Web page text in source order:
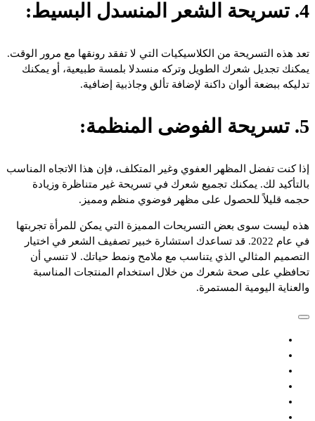
4. تسريحة الشعر المنسدل البسيط:
تعد هذه التسريحة من الكلاسيكيات التي لا تفقد رونقها مع مرور الوقت.
يمكنك تجديل شعرك الطويل وتركه منسدلا بلمسة طبيعية، أو يمكنك
تدليكه ببضعة ألوان داكنة لإضافة تألق وجاذبية إضافية.
5. تسريحة الفوضى المنظمة:
إذا كنت تفضل المظهر العفوي وغير المتكلف، فإن هذا الاتجاه المناسب
بالتأكيد لك. يمكنك تجميع شعرك في تسريحة غير متناظرة وزيادة
حجمه قليلاً للحصول على مظهر فوضوي منظم ومميز.
هذه ليست سوى بعض التسريحات المميزة التي يمكن للمرأة تجربتها
في عام 2022. قد تساعدك استشارة خبير تصفيف الشعر في اختيار
التصميم المثالي الذي يتناسب مع ملامح ونمط حياتك. لا تنسي أن
تحافظي على صحة شعرك من خلال استخدام المنتجات المناسبة
والعناية اليومية المستمرة.